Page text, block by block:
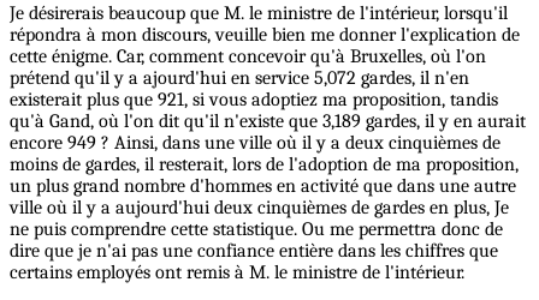
Je désirerais beaucoup que M. le ministre de l'intérieur, lorsqu'il
répondra à mon discours, veuille bien me donner l'explication de
cette énigme. Car, comment concevoir qu'à Bruxelles, où l'on
prétend qu'il y a ajourd'hui en service 5,072 gardes, il n'en
existerait plus que 921, si vous adoptiez ma proposition, tandis
qu'à Gand, où l'on dit qu'il n'existe que 3,189 gardes, il y en aurait
encore 949 ? Ainsi, dans une ville où il y a deux cinquièmes de
moins de gardes, il resterait, lors de l'adoption de ma proposition,
un plus grand nombre d'hommes en activité que dans une autre
ville où il y a aujourd'hui deux cinquièmes de gardes en plus, Je
ne puis comprendre cette statistique. Ou me permettra donc de
dire que je n'ai pas une confiance entière dans les chiffres que
certains employés ont remis à M. le ministre de l'intérieur.